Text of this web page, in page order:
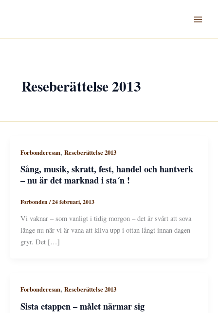
Reseberättelse 2013
Forbonderesan, Reseberättelse 2013
Sång, musik, skratt, fest, handel och hantverk
– nu är det marknad i sta´n !
Forbonden/24 februari, 2013
Vi vaknar – som vanligt i tidig morgon – det är svårt att sova
länge nu när vi är vana att kliva upp i ottan långt innan dagen
gryr. Det […]
Forbonderesan, Reseberättelse 2013
Sista etappen – målet närmar sig